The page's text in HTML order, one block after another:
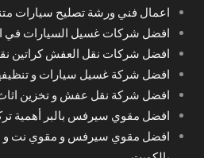
اعمال فني ورشة تصليح سيارات
افضل شركات غسيل السيارات في
افضل شركات نقل العفش كراتين
افضل شركة غسيل سيارات و
افضل شركة نقل عفش و تخزين اثاث
افضل مقوي سيرفس بالبر أهمية
افضل مقوي سيرفس و مقوي نت و